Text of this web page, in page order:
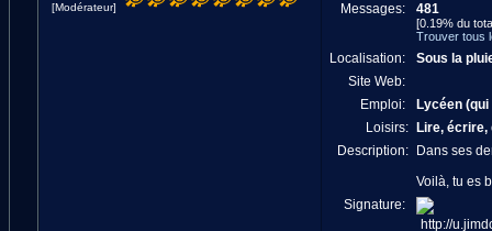
[Modérateur]
Messages:
481
[0.19% du
Trouver tous
Localisation:
Sous la
Site Web:
Emploi:
Lycéen
Loisirs:
Lire, écrire,
Description:
Dans ses
Voilà, tu es
Signature: